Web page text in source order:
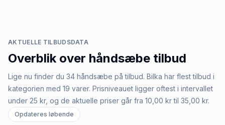
AKTUELLE TILBUDSDATA
Overblik over håndsæbe tilbud
Lige nu finder du 34 håndsæbe på tilbud. Bilka har flest tilbud i
kategorien med 19 varer. Prisniveauet ligger oftest i intervallet
under 25 kr, og de aktuelle priser går fra 10,00 kr til 35,00 kr.
Opdateres løbende